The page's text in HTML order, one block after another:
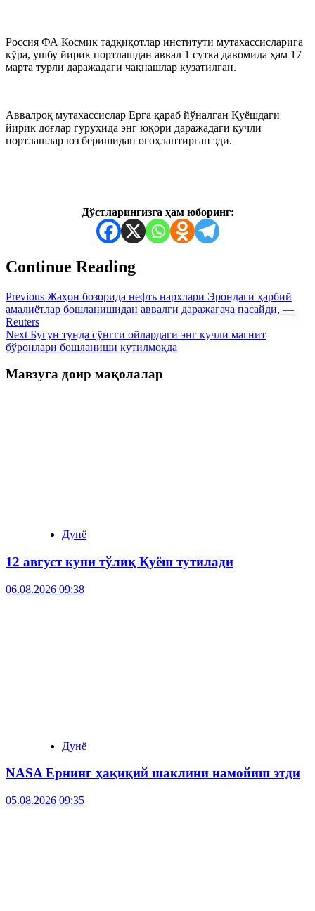
Россия ФА Космик тадқиқотлар институти мутахассисларига
кўра, ушбу йирик портлашдан аввал 1 сутка давомида ҳам 17
марта турли даражадаги чақнашлар кузатилган.
Аввалроқ мутахассислар Ерга қараб йўналган Қуёшдаги
йирик доғлар гуруҳида энг юқори даражадаги кучли
портлашлар юз беришидан огоҳлантирган эди.
Дўстларингизга ҳам юборинг:
Continue Reading
Previous Жаҳон бозорида нефть нархлари Эрондаги ҳарбий
амалиётлар бошланишидан аввалги даражагача пасайди, —
Reuters
Next Бугун тунда сўнгги ойлардаги энг кучли магнит
бўронлари бошланиши кутилмоқда
Мавзуга доир мақолалар
Дунё
12 август куни тўлиқ Қуёш тутилади
06.08.2026 09:38
Дунё
NASA Ернинг ҳақиқий шаклини намойиш этди
05.08.2026 09:35